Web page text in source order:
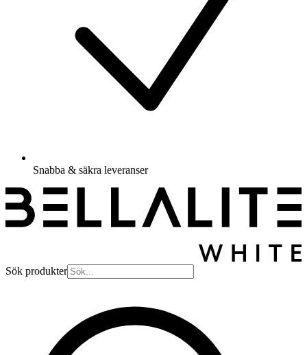
Snabba & säkra leveranser
Sök produkter